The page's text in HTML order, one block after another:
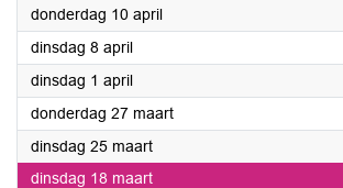
donderdag 10 april2025
dinsdag 8 april2025
dinsdag 1 april2025
donderdag 27 maart2025
dinsdag 25 maart2025
dinsdag 18 maart2025